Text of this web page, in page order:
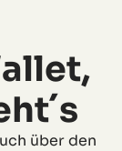
über den